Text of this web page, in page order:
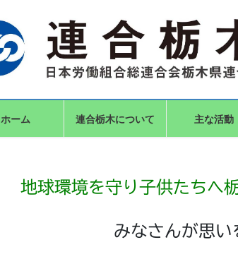
ホーム 連合栃木について 主な活動
地球環境を守り子供たちへ
みなさんが思い